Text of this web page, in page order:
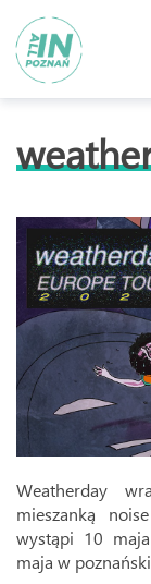
Weatherday
mieszanką
wystąpi 10
maja w